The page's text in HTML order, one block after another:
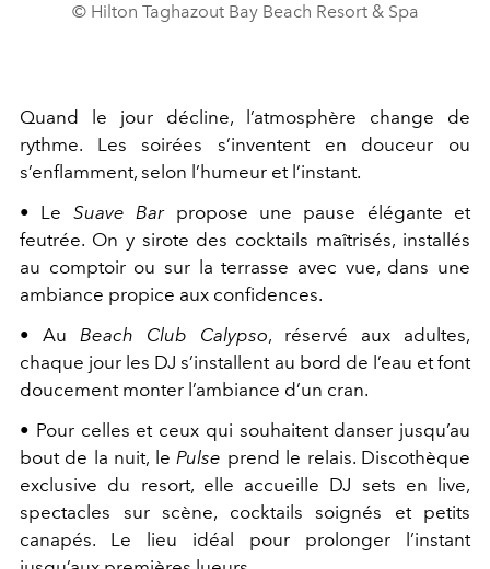
© Hilton Taghazout Bay Beach Resort & Spa
Quand le jour décline, l’atmosphère change de
rythme. Les soirées s’inventent en douceur ou
s’enflamment, selon l’humeur et l’instant.
• Le Suave Bar propose une pause élégante et
feutrée. On y sirote des cocktails maîtrisés, installés
au comptoir ou sur la terrasse avec vue, dans une
ambiance propice aux confidences.
• Au Beach Club Calypso, réservé aux adultes,
chaque jour les DJ s’installent au bord de l’eau et font
doucement monter l’ambiance d’un cran.
• Pour celles et ceux qui souhaitent danser jusqu’au
bout de la nuit, lePulse prend le relais. Discothèque
exclusive du resort, elle accueille DJ sets en live,
spectacles sur scène, cocktails soignés et petits
canapés. Le lieu idéal pour prolonger l’instant